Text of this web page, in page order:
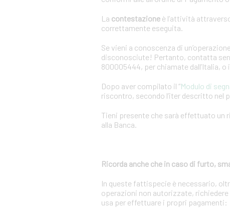
La contestazione è l’attività
correttamente eseguita.
Se vieni a conoscenza di
disconosciute! Pertanto, contatta
800005444, per chiamate dall’Italia, o
Dopo aver compilato il “Modulo di
riscontro, secondo l’iter descritto nel
Tieni presente che sarà effettuato un
alla Banca.
Ricorda anche che in caso di furto,
In queste fattispecie è necessario,
operazioni non autorizzate, richiedere
usa per effettuare i propri pagamenti: